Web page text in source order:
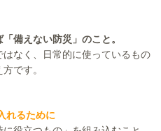
備えない防災」のこと。
なく、日常的に使っているもの
です。
れるために